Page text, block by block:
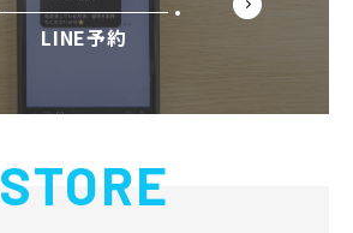
LINE予約
STORE